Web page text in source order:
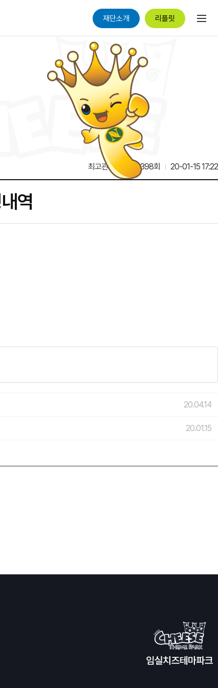
재단소개 리플릿
최고관리자 13,398회 20-01-15 17:22
역
20.04.14
20.01.15